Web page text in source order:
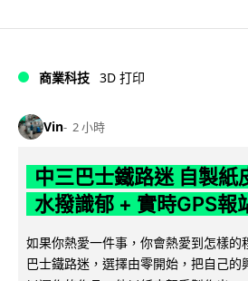
商業科技 3D 打印
Vin 2 小時
中三巴士鐵路迷 自製紙
水撥識郁 + 實時GPS報
如果你熱愛一件事，你會熱愛到怎樣的
巴士鐵路迷，選擇由零開始，把自己的